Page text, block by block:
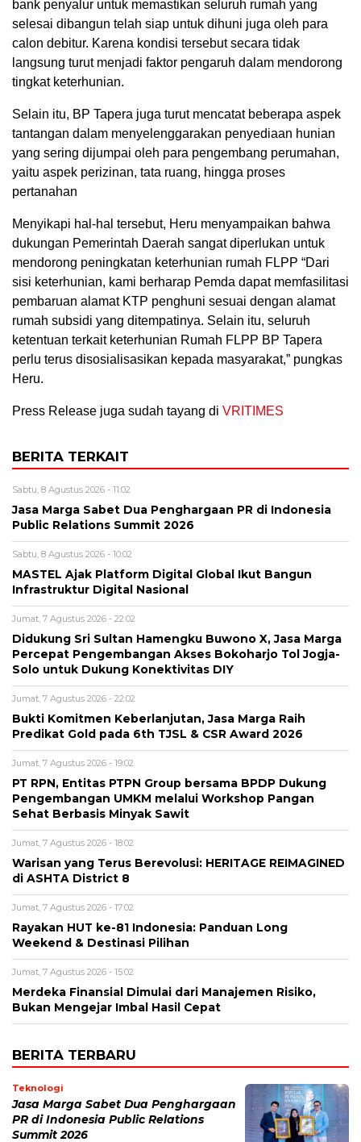
bank penyalur untuk memastikan seluruh rumah yang
selesai dibangun telah siap untuk dihuni juga oleh para
calon debitur. Karena kondisi tersebut secara tidak
langsung turut menjadi faktor pengaruh dalam mendorong
tingkat keterhunian.
Selain itu, BP Tapera juga turut mencatat beberapa aspek
tantangan dalam menyelenggarakan penyediaan hunian
yang sering dijumpai oleh para pengembang perumahan,
yaitu aspek perizinan, tata ruang, hingga proses
pertanahan
Menyikapi hal-hal tersebut, Heru menyampaikan bahwa
dukungan Pemerintah Daerah sangat diperlukan untuk
mendorong peningkatan keterhunian rumah FLPP “Dari
sisi keterhunian, kami berharap Pemda dapat memfasilitasi
pembaruan alamat KTP penghuni sesuai dengan alamat
rumah subsidi yang ditempatinya. Selain itu, seluruh
ketentuan terkait keterhunian Rumah FLPP BP Tapera
perlu terus disosialisasikan kepada masyarakat,” pungkas
Heru.
Press Release juga sudah tayang di VRITIMES
BERITA TERKAIT
Sabtu, 8 Agustus 2026 - 11:02
Jasa Marga Sabet Dua Penghargaan PR di Indonesia
Public Relations Summit 2026
Sabtu, 8 Agustus 2026 - 10:02
MASTEL Ajak Platform Digital Global Ikut Bangun
Infrastruktur Digital Nasional
Jumat, 7 Agustus 2026 - 22:02
Didukung Sri Sultan Hamengku Buwono X, Jasa Marga
Percepat Pengembangan Akses Bokoharjo Tol Jogja-
Solo untuk Dukung Konektivitas DIY
Jumat, 7 Agustus 2026 - 22:02
Bukti Komitmen Keberlanjutan, Jasa Marga Raih
Predikat Gold pada 6th TJSL & CSR Award 2026
Jumat, 7 Agustus 2026 - 19:02
PT RPN, Entitas PTPN Group bersama BPDP Dukung
Pengembangan UMKM melalui Workshop Pangan
Sehat Berbasis Minyak Sawit
Jumat, 7 Agustus 2026 - 18:02
Warisan yang Terus Berevolusi: HERITAGE REIMAGINED
di ASHTA District 8
Jumat, 7 Agustus 2026 - 17:02
Rayakan HUT ke-81 Indonesia: Panduan Long
Weekend & Destinasi Pilihan
Jumat, 7 Agustus 2026 - 15:02
Merdeka Finansial Dimulai dari Manajemen Risiko,
Bukan Mengejar Imbal Hasil Cepat
BERITA TERBARU
Teknologi
Jasa Marga Sabet Dua Penghargaan
PR di Indonesia Public Relations
Summit 2026